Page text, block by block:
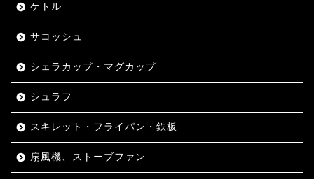
ケトル
サコッシュ
シェラカップ・マグカップ
シュラフ
スキレット・フライパン・鉄板
扇風機、ストーブファン